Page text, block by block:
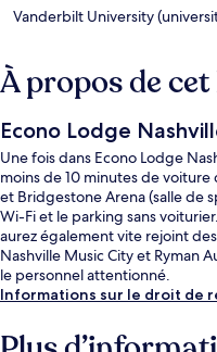
Vanderbilt University
À propos de
Econo Lodge
Une fois dans Econo Lodge
moins de 10 minutes de
et Bridgestone Arena (salle de
Wi-Fi et le parking sans
aurez également vite rejoint
Nashville Music City et Ryman
le personnel attentionné.
Informations sur le droit de